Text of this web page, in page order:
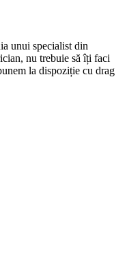
unui specialist din
nu trebuie să îți faci
la dispoziție cu drag